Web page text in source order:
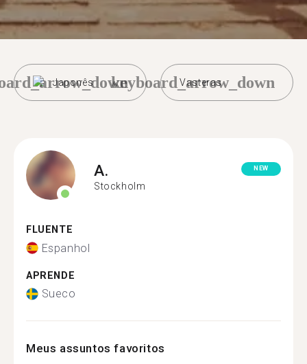
Japonês Vasteras
keyboard_arrow_down
A.
Stockholm
NEW
FLUENTE
Espanhol
APRENDE
Sueco
Meus assuntos favoritos